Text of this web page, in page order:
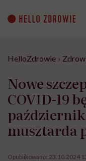
content
HelloZdrowie ›
Nowe
COVID-19
musztarda
Opublikowano: 23.10.2024